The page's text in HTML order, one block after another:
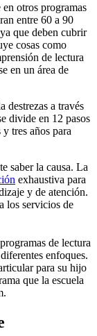
otros programas
entre 60 a 90
que deben cubrir
cosas como
de lectura
en un área de
destrezas a través
divide en 12 pasos
tres años para
saber la causa. La
exhaustiva para
y de atención.
los servicios de
de lectura
diferentes enfoques.
para su hijo
que la escuela